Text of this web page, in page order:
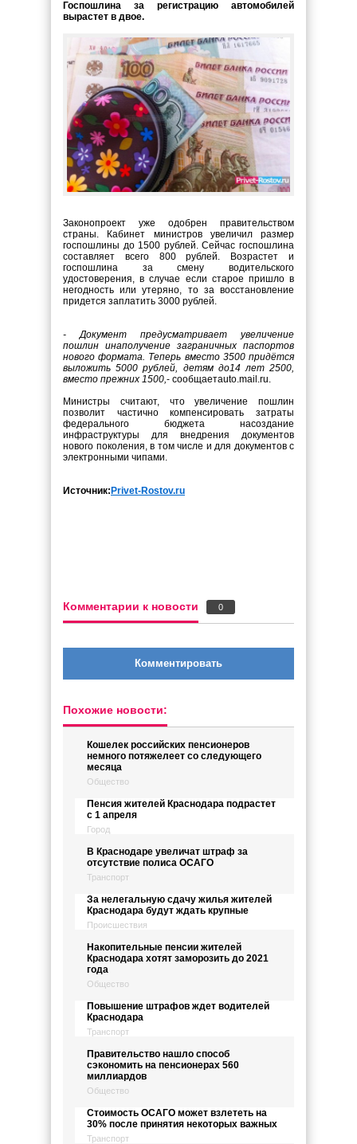
Госпошлина за регистрацию автомобилей
вырастет в двое.
Законопроект уже одобрен правительством
страны. Кабинет министров увеличил размер
госпошлины до 1500 рублей. Сейчас госпошлина
составляет всего 800 рублей. Возрастет и
госпошлина за смену водительского
удостоверения, в случае если старое пришло в
негодность или утеряно, то за восстановление
придется заплатить 3000 рублей.
- Документ предусматривает увеличение
пошлин инаполучение заграничных паспортов
нового формата. Теперь вместо 3500 придётся
выложить 5000 рублей, детям до14 лет 2500,
вместо прежних 1500, - сообщаетauto.mail.ru.
Министры считают, что увеличение пошлин
позволит частично компенсировать затраты
федерального бюджета насоздание
инфраструктуры для внедрения документов
нового поколения, в том числе и для документов с
электронными чипами.
Источник:Privet-Rostov.ru
Комментарии к новости 0
Комментировать
Похожие новости:
Кошелек российских пенсионеров
немного потяжелеет со следующего
месяца
Общество
Пенсия жителей Краснодара подрастет
с 1 апреля
Город
В Краснодаре увеличат штраф за
отсутствие полиса ОСАГО
Транспорт
За нелегальную сдачу жилья жителей
Краснодара будут ждать крупные
Происшествия
Накопительные пенсии жителей
Краснодара хотят заморозить до 2021
года
Общество
Повышение штрафов ждет водителей
Краснодара
Транспорт
Правительство нашло способ
сэкономить на пенсионерах 560
миллиардов
Общество
Стоимость ОСАГО может взлететь на
30% после принятия некоторых важных
Транспорт